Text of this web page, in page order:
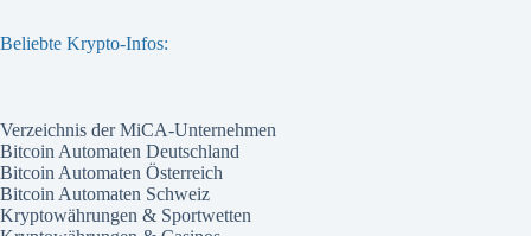
Beliebte Krypto-Infos:
Verzeichnis der MiCA-Unternehmen
Bitcoin Automaten Deutschland
Bitcoin Automaten Österreich
Bitcoin Automaten Schweiz
Kryptowährungen & Sportwetten